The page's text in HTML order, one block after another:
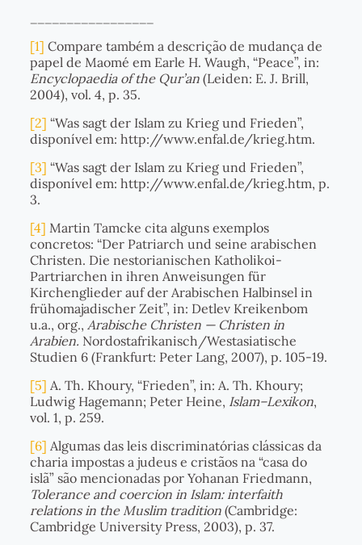
[1] Compare também a descrição de mudança de
papel de Maomé em Earle H. Waugh, “Peace”, in:
Encyclopaedia of the Qur’an (Leiden: E. J. Brill,
2004), vol. 4, p. 35.
[2] “Was sagt der Islam zu Krieg und Frieden”,
disponível em: http://www.enfal.de/krieg.htm.
[3] “Was sagt der Islam zu Krieg und Frieden”,
disponível em: http://www.enfal.de/krieg.htm, p.
3.
[4] Martin Tamcke cita alguns exemplos
concretos: “Der Patriarch und seine arabischen
Christen. Die nestorianischen Katholikoi-
Partriarchen in ihren Anweisungen für
Kirchenglieder auf der Arabischen Halbinsel in
frühomajadischer Zeit”, in: Detlev Kreikenbom
u.a., org., Arabische Christen — Christen in
Arabien. Nordostafrikanisch/Westasiatische
Studien 6 (Frankfurt: Peter Lang, 2007), p. 105-19.
[5] A. Th. Khoury, “Frieden”, in: A. Th. Khoury;
Ludwig Hagemann; Peter Heine, Islam–Lexikon,
vol. 1, p. 259.
[6] Algumas das leis discriminatórias clássicas da
charia impostas a judeus e cristãos na “casa do
islã” são mencionadas por Yohanan Friedmann,
Tolerance and coercion in Islam: interfaith
relations in the Muslim tradition (Cambridge:
Cambridge University Press, 2003), p. 37.